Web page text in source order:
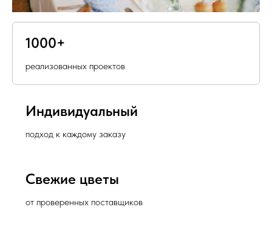
1000+
реализованных проектов
Индивидуальный
подход к каждому заказу
Свежие цветы
от проверенных поставщиков